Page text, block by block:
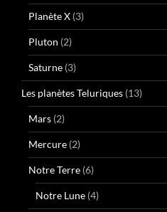
Planète X (3)
Pluton (2)
Saturne (3)
Les planètes Teluriques (13)
Mars (2)
Mercure (2)
Notre Terre (6)
Notre Lune (4)